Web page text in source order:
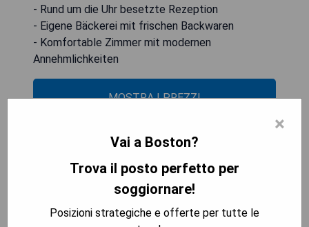
- Rund um die Uhr besetzte Rezeption
- Eigene Bäckerei mit frischen Backwaren
- Komfortable Zimmer mit modernen
Annehmlichkeiten
MOSTRA I PREZZI
The Liberty
×
Vai a Boston?
Trova il posto perfetto per
soggiornare!
Posizioni strategiche e offerte per tutte le